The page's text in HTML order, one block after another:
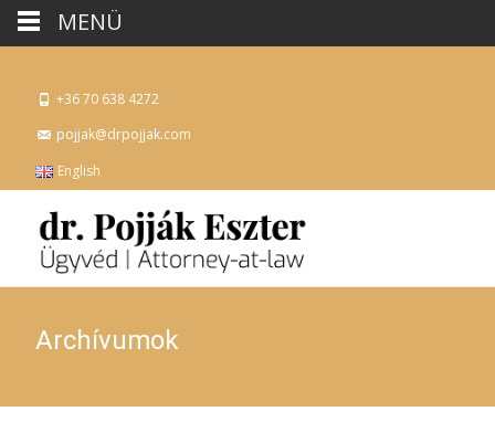
+36 70 638 4272
pojjak@drpojjak.com
English
Archívumok
MENÜ